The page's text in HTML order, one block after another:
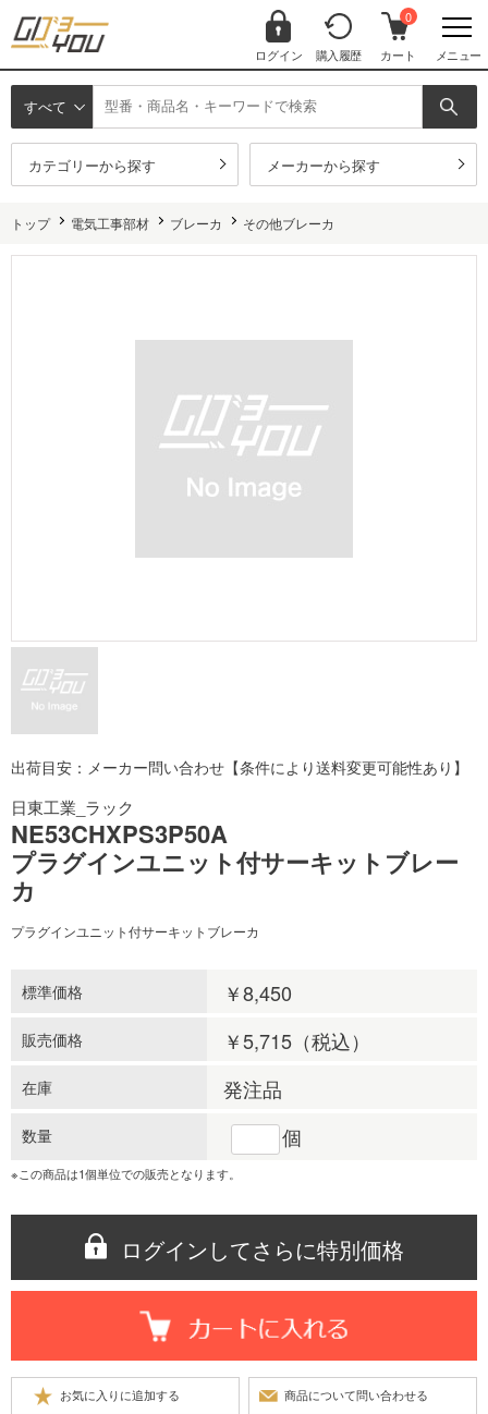
ログイン 購入履歴
0
カート メニュー
すべて
カテゴリーから探す メーカーから探す
トップ 電気工事部材 ブレーカ その他ブレーカ
出荷目安：メーカー問い合わせ【条件により送料変更可能性あり】
日東工業_ラック
NE53CHXPS3P50A
プラグインユニット付サーキットブレー
カ
プラグインユニット付サーキットブレーカ
標準価格 ￥8,450
販売価格 ￥5,715（税込）
在庫 発注品
数量 個
※この商品は1個単位での販売となります。
ログインしてさらに特別価格